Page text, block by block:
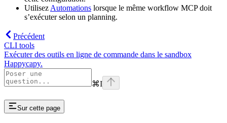
UtilisezAutomations lorsque le même workflow MCP doit
s’exécuter selon un planning.
Précédent
CLI tools
Exécuter des outils en ligne de commande dans le sandbox
Happycapy.
⌘I
Sur cette page